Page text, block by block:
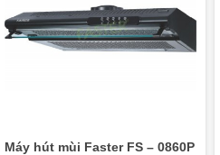
Máy hút mùi Faster FS – 0860P